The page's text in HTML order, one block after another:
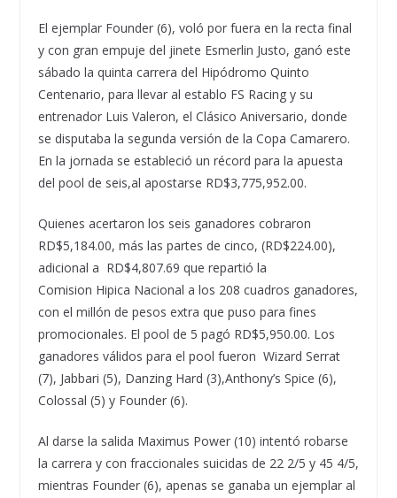
El ejemplar Founder (6), voló por fuera en la recta final
y con gran empuje del jinete Esmerlin Justo, ganó este
sábado la quinta carrera del Hipódromo Quinto
Centenario, para llevar al establo FS Racing y su
entrenador Luis Valeron, el Clásico Aniversario, donde
se disputaba la segunda versión de la Copa Camarero.
En la jornada se estableció un récord para la apuesta
del pool de seis,al apostarse RD$3,775,952.00.
Quienes acertaron los seis ganadores cobraron
RD$5,184.00, más las partes de cinco, (RD$224.00),
adicional a RD$4,807.69 que repartió la
Comision Hipica Nacional a los 208 cuadros ganadores,
con el millón de pesos extra que puso para fines
promocionales. El pool de 5 pagó RD$5,950.00. Los
ganadores válidos para el pool fueron Wizard Serrat
(7), Jabbari (5), Danzing Hard (3),Anthony’s Spice (6),
Colossal (5) y Founder (6).
Al darse la salida Maximus Power (10) intentó robarse
la carrera y con fraccionales suicidas de 22 2/5 y 45 4/5,
mientras Founder (6), apenas se ganaba un ejemplar al